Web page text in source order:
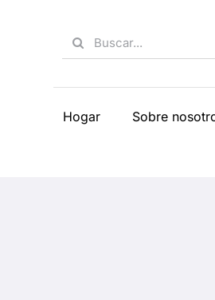
Search
for:
Hogar Sobre